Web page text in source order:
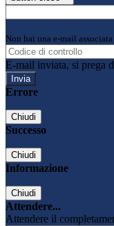
Non hai una e-mail
E-mail inviata, si prega
Errore
Chiudi
Successo
Chiudi
Informazione
Chiudi
Attendere...
Attendere il